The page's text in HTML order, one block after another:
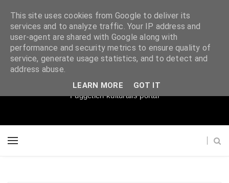
Súgópéldány
Független kulturális portál
This site uses cookies from Google to deliver its
services and to analyze traffic. Your IP address and
user-agent are shared with Google along with
performance and security metrics to ensure quality of
service, generate usage statistics, and to detect and
address abuse.
LEARN MORE GOT IT